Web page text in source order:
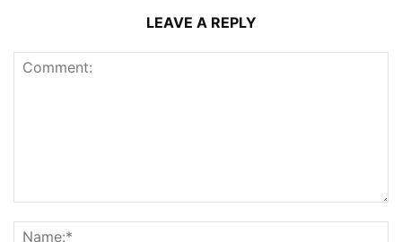
LEAVE A REPLY